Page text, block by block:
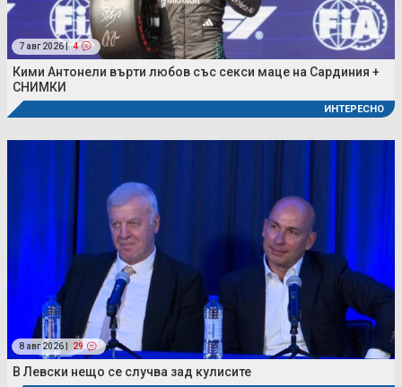
7 авг 2026 | 4
Кими Антонели върти любов със секси маце на Сардиния +
СНИМКИ
ИНТЕРЕСНО
8 авг 2026 | 29
В Левски нещо се случва зад кулисите